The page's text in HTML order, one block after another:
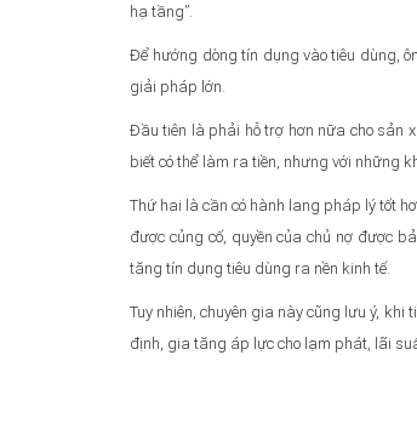
hạ tầng”.
Để hướng dòng tín dụng vào tiêu dùng,
giải pháp lớn.
Đầu tiên là phải hỗ trợ hơn nữa cho sản
biết có thể làm ra tiền, nhưng với những
Thứ hai là cần có hành lang pháp lý tốt
được củng cố, quyền của chủ nợ được
tăng tín dụng tiêu dùng ra nền kinh tế.
Tuy nhiên, chuyên gia này cũng lưu ý,
định, gia tăng áp lực cho lạm phát, lãi